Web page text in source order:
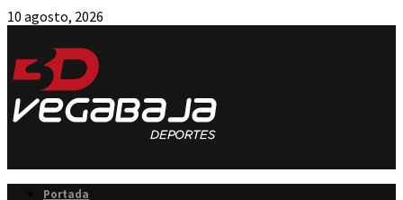
10 agosto, 2026
Portada